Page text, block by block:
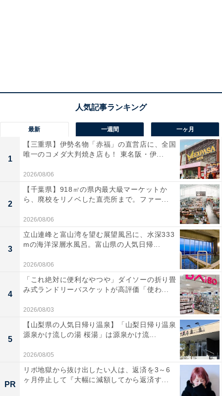
最新 一週間 一ヶ月
1
【三重県】伊勢名物「赤福」の直営店に、全国
唯一のコメダ大判焼き店も！ 東名阪・伊...
2026/08/06
2
【千葉県】918㎡の県内最大級マーケットか
ら、廃校をリノベした直売所まで。ファー...
2026/08/06
3
立山連峰と富山湾を望む展望風呂に、水深333
mの海洋深層水風呂。富山県の人気日帰...
2026/08/06
4
「これ絶対に便利なやつや」ダイソーの折り畳
み式ランドリーバスケットが高評価「使わ...
2026/08/03
5
【山梨県の人気日帰り温泉】「山梨日帰り温泉
源泉かけ流しの湯 桜湯」は源泉かけ流...
2026/08/05
PR
リボ地獄から抜け出したい人は、返済を3～6
ヶ月停止して『大幅に減額してから返済す...